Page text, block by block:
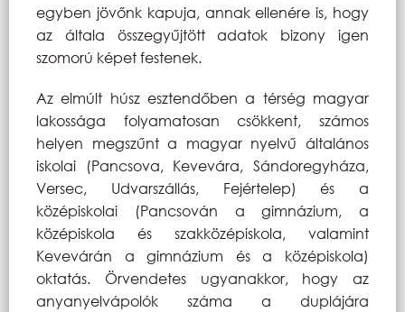
egyben jövőnk kapuja, annak ellenére is, hogy
az általa összegyűjtött adatok bizony igen
szomorú képet festenek.
Az elmúlt húsz esztendőben a térség magyar
lakossága folyamatosan csökkent, számos
helyen megszűnt a magyar nyelvű általános
iskolai (Pancsova, Kevevára, Sándoregyháza,
Versec, Udvarszállás, Fejértelep) és a
középiskolai (Pancsován a gimnázium, a
középiskola és szakközépiskola, valamint
Kevevárán a gimnázium és a középiskola)
oktatás. Örvendetes ugyanakkor, hogy az
anyanyelvápolók száma a duplájára